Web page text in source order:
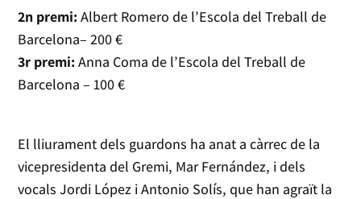
2n premi: Albert Romero de l’Escola del Treball de
Barcelona– 200 €
3r premi: Anna Coma de l’Escola del Treball de
Barcelona – 100 €
El lliurament dels guardons ha anat a càrrec de la
vicepresidenta del Gremi, Mar Fernández, i dels
vocals Jordi López i Antonio Solís, que han agraït la